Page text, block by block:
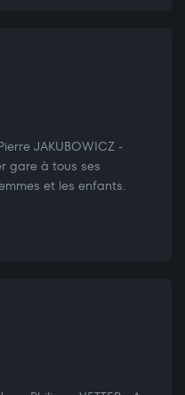
JAKUBOWICZ -
gare à tous ses
et les enfants.